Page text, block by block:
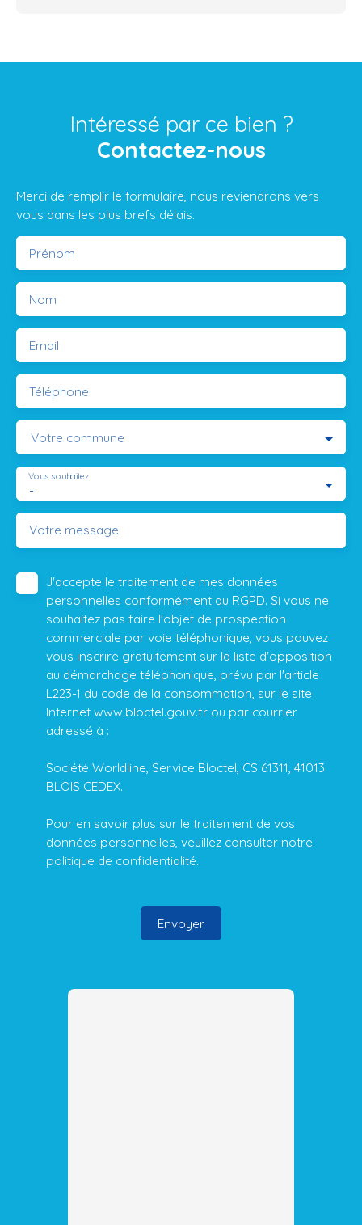
Intéressé par ce bien ?
Contactez-nous
Merci de remplir le formulaire, nous reviendrons vers
vous dans les plus brefs délais.
Prénom
Nom
Email
Téléphone
Votre commune
-
Vous souhaitez
Votre message
J'accepte le traitement de mes données
personnelles conformément au RGPD. Si vous ne
souhaitez pas faire l'objet de prospection
commerciale par voie téléphonique, vous pouvez
vous inscrire gratuitement sur la liste d'opposition
au démarchage téléphonique, prévu par l'article
L223-1 du code de la consommation, sur le site
Internet www.bloctel.gouv.fr ou par courrier
adressé à :
Société Worldline, Service Bloctel, CS 61311, 41013
BLOIS CEDEX.
Pour en savoir plus sur le traitement de vos
données personnelles, veuillez consulter notre
politique de confidentialité.
Envoyer